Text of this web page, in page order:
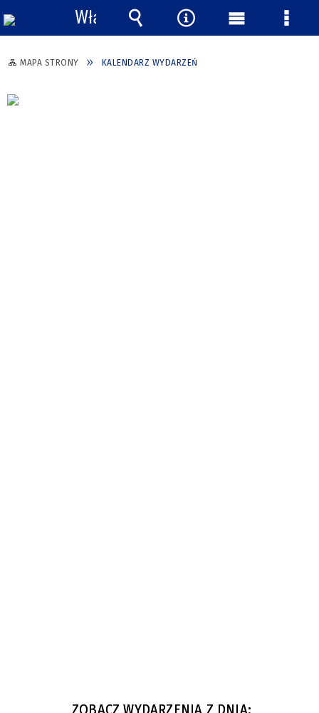
MAPA STRONY KALENDARZ WYDARZEŃ
ZOBACZ WYDARZENIA Z DNIA:
Włącz
powiadomienia
Wyszukiwarka
Narzędzia
Menu Menu